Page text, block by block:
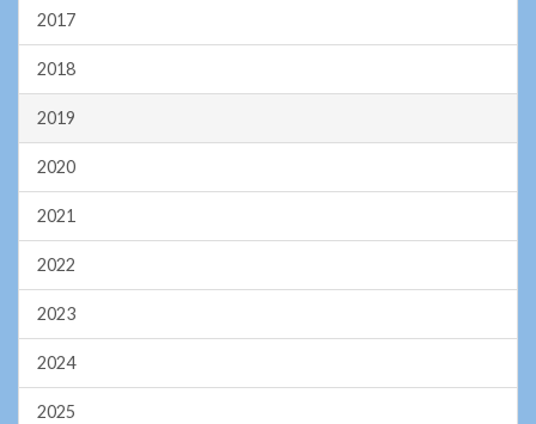
2017
2018
2019
2020
2021
2022
2023
2024
2025